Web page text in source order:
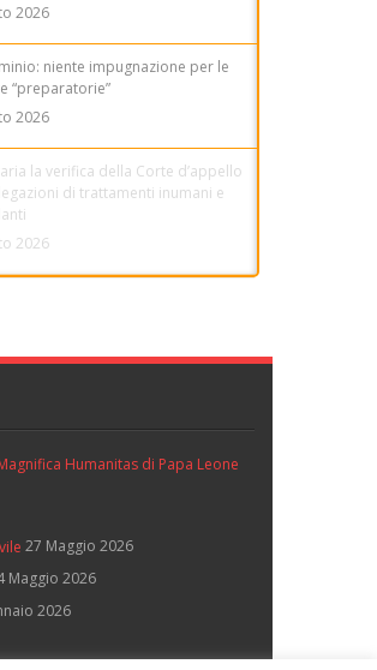
2026
niente impugnazione per le
“preparatorie”
2026
la verifica della Corte d’appello
di trattamenti inumani e
2026
Humanitas di Papa Leone
27 Maggio 2026
Maggio 2026
2026